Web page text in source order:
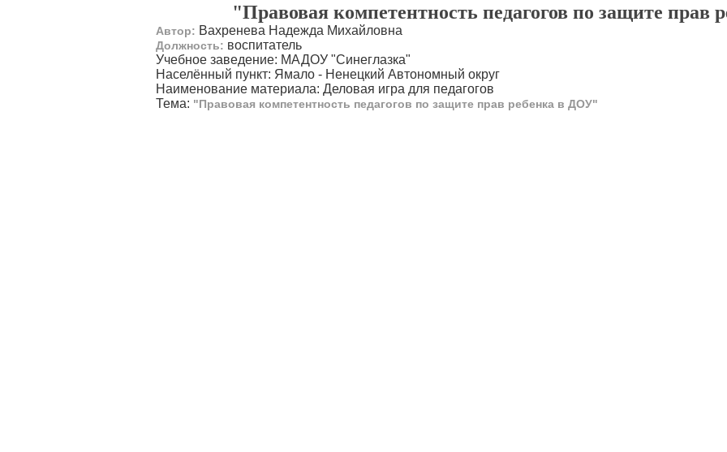
"Правовая компетентность педагогов по защите прав
Автор: Вахренева Надежда Михайловна
Должность: воспитатель
Учебное заведение: МАДОУ "Синеглазка"
Населённый пункт: Ямало - Ненецкий Автономный округ
Наименование материала: Деловая игра для педагогов
Тема: "Правовая компетентность педагогов по защите прав ребенка в ДОУ"